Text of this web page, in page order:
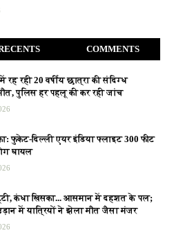
COMMENTS
रह रही 20 वर्षीय छात्रा की संदिग्ध
पुलिस हर पहलू की कर रही जांच
फुकेट-दिल्ली एयर इंडिया फ्लाइट 300 फीट
घायल
कंधा खिसका... आसमान में दहशत के पल;
में यात्रियों ने झेला मौत जैसा मंजर